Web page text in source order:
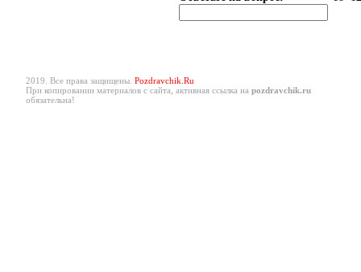
2019. Все права защищены. Pozdravchik.Ru
При копировании материалов с сайта, активная ссылка на pozdravchik.ru
обязательна!